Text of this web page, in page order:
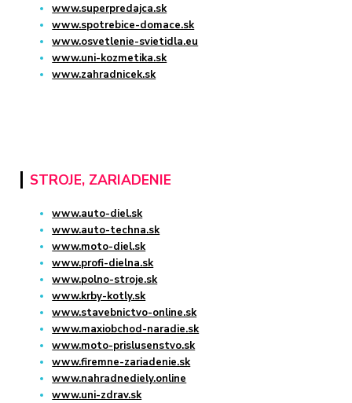
www.superpredajca.sk
www.spotrebice-domace.sk
www.osvetlenie-svietidla.eu
www.uni-kozmetika.sk
www.zahradnicek.sk
STROJE, ZARIADENIE
www.auto-diel.sk
www.auto-techna.sk
www.moto-diel.sk
www.profi-dielna.sk
www.polno-stroje.sk
www.krby-kotly.sk
www.stavebnictvo-online.sk
www.maxiobchod-naradie.sk
www.moto-prislusenstvo.sk
www.firemne-zariadenie.sk
www.nahradnediely.online
www.uni-zdrav.sk